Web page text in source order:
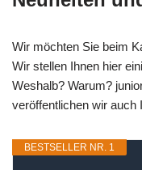
Wir möchten Sie beim
Wir stellen Ihnen hier
Weshalb? Warum?
veröffentlichen wir auch
BESTSELLER NR. 1